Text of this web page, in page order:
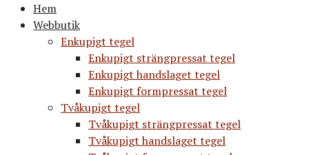
Hem
Webbutik
Enkupigt tegel
Enkupigt strängpressat tegel
Enkupigt handslaget tegel
Enkupigt formpressat tegel
Tvåkupigt tegel
Tvåkupigt strängpressat tegel
Tvåkupigt handslaget tegel